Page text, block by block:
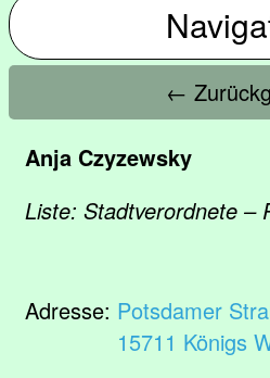
←
Anja Czyzewsky
Liste: Stadtverordnete –
Adresse: Potsdamer
15711 Königs